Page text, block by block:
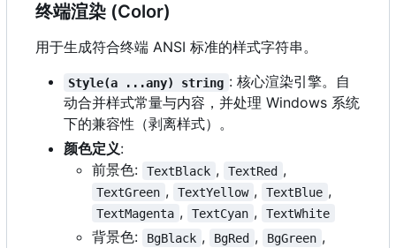
终端渲染 (Color)
用于生成符合终端 ANSI 标准的样式字符串。
Style(a ...any) string : 核心渲染引擎。自
动合并样式常量与内容，并处理 Windows 系统
下的兼容性（剥离样式）。
颜色定义:
前景色:
TextBlack , TextRed ,
TextGreen , TextYellow , TextBlue ,
TextMagenta , TextCyan , TextWhite
背景色: BgBlack , BgRed , BgGreen ,